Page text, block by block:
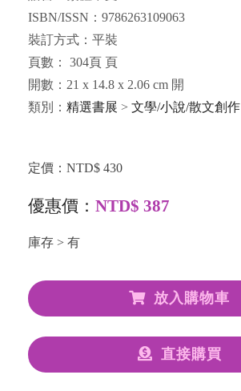
ISBN/ISSN：9786263109063
裝訂方式：平裝
頁數： 304頁 頁
開數：21 x 14.8 x 2.06 cm 開
類別： 精選書展 > 文學/小說/散文創作
定價：NTD$ 430
優惠價： NTD$ 387
庫存 > 有
放入購物車
直接購買